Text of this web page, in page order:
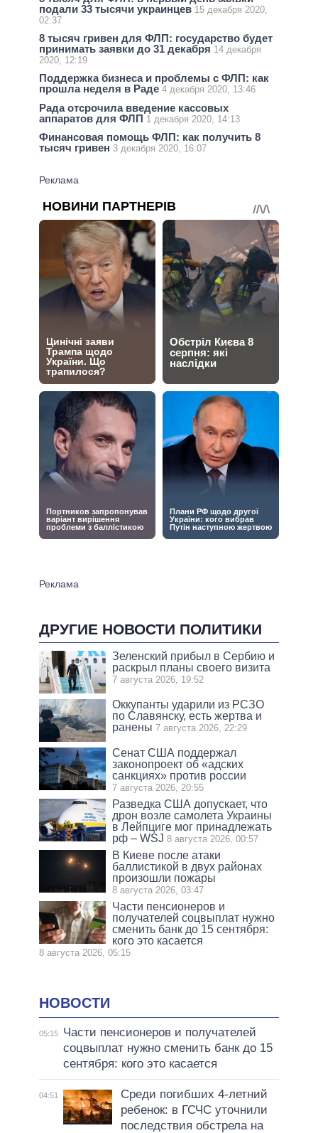
подали 33 тысячи украинцев 15 декабря 2020,
02:37
8 тысяч гривен для ФЛП: государство будет
принимать заявки до 31 декабря 14 декабря
2020, 12:19
Поддержка бизнеса и проблемы с ФЛП: как
прошла неделя в Раде 4 декабря 2020, 13:46
Рада отсрочила введение кассовых
аппаратов для ФЛП 1 декабря 2020, 14:13
Финансовая помощь ФЛП: как получить 8
тысяч гривен 3 декабря 2020, 16:07
ДРУГИЕ НОВОСТИ ПОЛИТИКИ
Зеленский прибыл в Сербию и
раскрыл планы своего визита
7 августа 2026, 19:52
Оккупанты ударили из РСЗО
по Славянску, есть жертва и
ранены 7 августа 2026, 22:29
Сенат США поддержал
законопроект об «адских
санкциях» против россии
7 августа 2026, 20:55
Разведка США допускает, что
дрон возле самолета Украины
в Лейпциге мог принадлежать
рф – WSJ 8 августа 2026, 00:57
В Киеве после атаки
баллистикой в двух районах
произошли пожары
8 августа 2026, 03:47
Части пенсионеров и
получателей соцвыплат нужно
сменить банк до 15 сентября:
кого это касается
8 августа 2026, 05:15
НОВОСТИ
05:15
Части пенсионеров и получателей
соцвыплат нужно сменить банк до 15
сентября: кого это касается
04:51
Среди погибших 4-летний
ребенок: в ГСЧС уточнили
последствия обстрела на